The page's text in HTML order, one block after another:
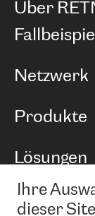
Ihre
dieser Site
Über
Unternehmen
Netzwerk
Points of
Peering-
Looking glass
Produkte
Internet
Remote IX
Lösungen
Managed
Lösungen mit
News